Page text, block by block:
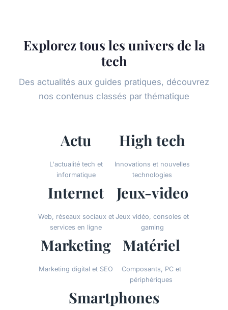
Explorez tous les univers de la
tech
Des actualités aux guides pratiques, découvrez
nos contenus classés par thématique
Actu
L'actualité tech et
informatique
High tech
Innovations et nouvelles
technologies
Internet
Web, réseaux sociaux et
services en ligne
Jeux-video
Jeux vidéo, consoles et
gaming
Marketing
Marketing digital et SEO
Matériel
Composants, PC et
périphériques
Smartphones